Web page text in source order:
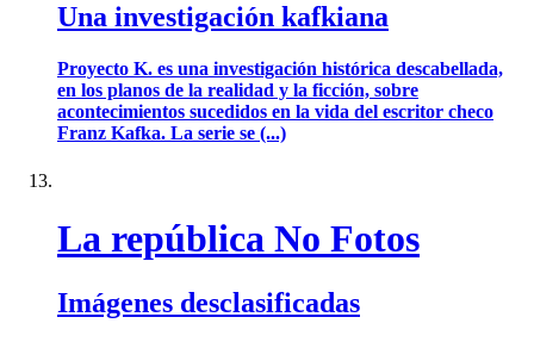
Una investigación kafkiana
Proyecto K. es una investigación histórica descabellada,
en los planos de la realidad y la ficción, sobre
acontecimientos sucedidos en la vida del escritor checo
Franz Kafka. La serie se (...)
La república No Fotos
Imágenes desclasificadas